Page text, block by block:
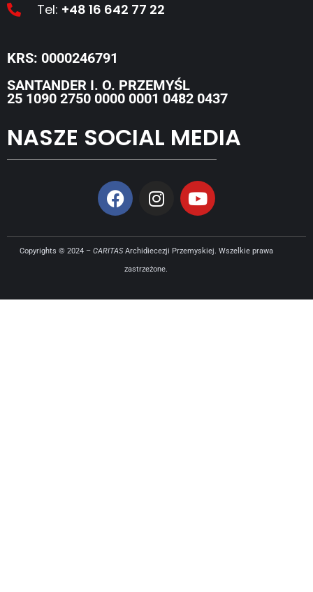
Tel: +48 16 642 77 22
KRS: 0000246791
SANTANDER I. O. PRZEMYŚL
25 1090 2750 0000 0001 0482 0437
NASZE SOCIAL MEDIA
Copyrights © 2024 – CARITASArchidiecezji Przemyskiej. Wszelkie prawa
zastrzeżone.